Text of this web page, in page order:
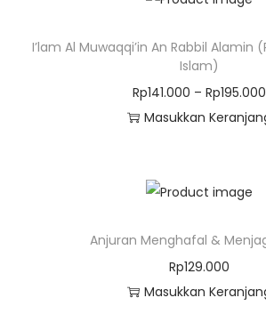
I’lam Al Muwaqqi’in An Rabbil Alamin
Islam)
Rp141.000 – Rp195.000
Masukkan
Anjuran Menghafal &
Rp129.000
Masukkan